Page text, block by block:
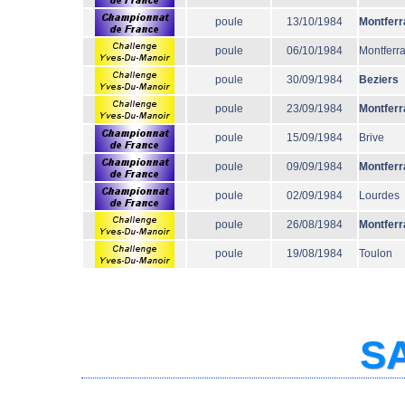
poule 13/10/1984
poule 06/10/1984
poule 30/09/1984 Beziers
poule 23/09/1984
poule 15/09/1984 Brive
poule 09/09/1984
poule 02/09/1984 Lourdes
poule 26/08/1984
poule 19/08/1984 Toulon